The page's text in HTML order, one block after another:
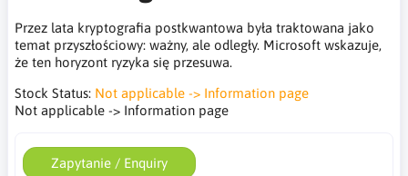
Przez lata kryptografia postkwantowa była traktowana jako
temat przyszłościowy: ważny, ale odległy. Microsoft wskazuje,
że ten horyzont ryzyka się przesuwa.
Stock Status: Not applicable -> Information page
Not applicable -> Information page
Zapytanie / Enquiry